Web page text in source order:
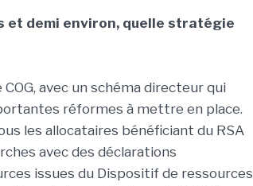
et demi environ, quelle stratégie
avec un schéma directeur qui
réformes à mettre en place.
les allocataires bénéficiant du RSA
avec des déclarations
issues du Dispositif de ressources